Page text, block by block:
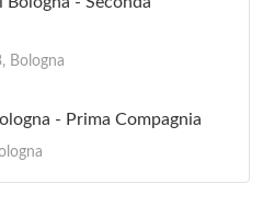
Bologna
- Prima Compagnia